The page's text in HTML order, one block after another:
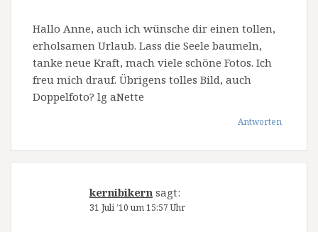
Hallo Anne, auch ich wünsche dir einen tollen,
erholsamen Urlaub. Lass die Seele baumeln,
tanke neue Kraft, mach viele schöne Fotos. Ich
freu mich drauf. Übrigens tolles Bild, auch
Doppelfoto? lg aNette
Antworten
kernibikern sagt:
31 Juli ’10 um 15:57 Uhr